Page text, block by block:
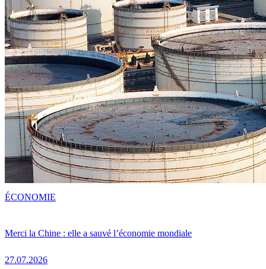
Merci la Chine : elle a sauvé l’économie mondiale
27.07.2026
ÉCONOMIE